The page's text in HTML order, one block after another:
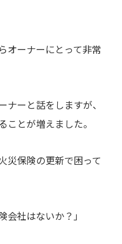
オーナーにとって非常
ーと話をしますが、
ことが増えました。
災保険の更新で困って
会社はないか？」